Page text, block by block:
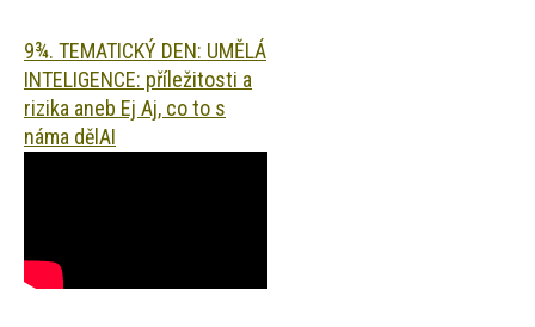
9¾. TEMATICKÝ DEN: UMĚLÁ
INTELIGENCE: příležitosti a
rizika aneb Ej Aj, co to s
náma dělAI